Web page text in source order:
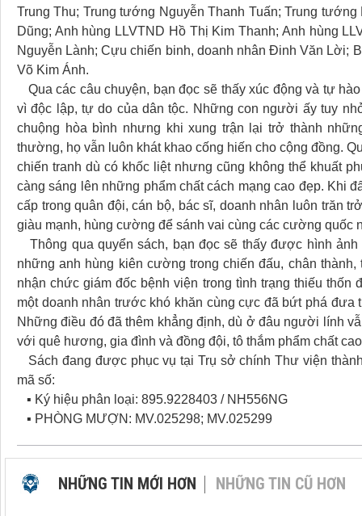
Trung Thu; Trung tướng Nguyễn Thanh Tuấn; Trung
Dũng; Anh hùng LLVTND Hồ Thị Kim Thanh; Anh hùng
Nguyễn Lành; Cựu chiến binh, doanh nhân Đinh Văn Lời;
Võ Kim Ánh.
Qua các câu chuyện, bạn đọc sẽ thấy xúc động và tự
vì độc lập, tự do của dân tộc. Những con người ấy tuy
chuộng hòa bình nhưng khi xung trận lại trở thành
thường, họ vẫn luôn khát khao cống hiến cho cộng đồng.
chiến tranh dù có khốc liệt nhưng cũng không thể khuất
càng sáng lên những phẩm chất cách mạng cao đẹp. Khi
cấp trong quân đội, cán bộ, bác sĩ, doanh nhân luôn trăn
giàu mạnh, hùng cường để sánh vai cùng các cường quốc
Thông qua quyển sách, bạn đọc sẽ thấy được hình
những anh hùng kiên cường trong chiến đấu, chân
nhận chức giám đốc bệnh viện trong tình trạng thiếu
một doanh nhân trước khó khăn cùng cực đã bứt phá
Những điều đó đã thêm khẳng định, dù ở đâu người lính
với quê hương, gia đình và đồng đội, tô thắm phẩm chất
Sách đang được phục vụ tại Trụ sở chính Thư viện
mã số:
▪ Ký hiệu phân loại: 895.9228403 / NH556NG
▪ PHÒNG MƯỢN: MV.025298; MV.025299
NHỮNG TIN MỚI HƠN NHỮNG TIN CŨ HƠN